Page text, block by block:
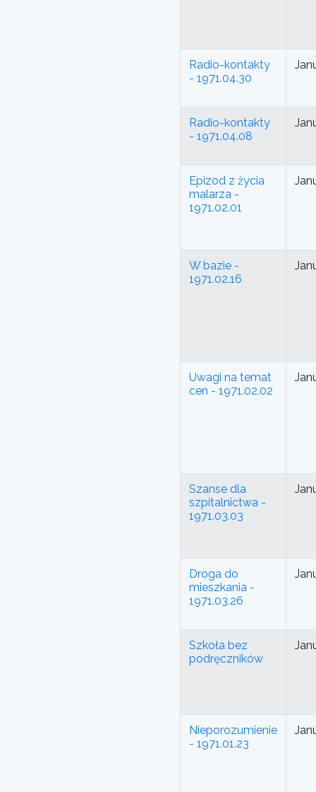
Radio-kontakty
- 1971.04.30
Radio-kontakty
- 1971.04.08
Epizod z życia
malarza -
1971.02.01
W bazie -
1971.02.16
Uwagi na temat
cen - 1971.02.02
Szanse dla
szpitalnictwa -
1971.03.03
Droga do
mieszkania -
1971.03.26
Szkoła bez
podręczników
Nieporozumienie
- 1971.01.23